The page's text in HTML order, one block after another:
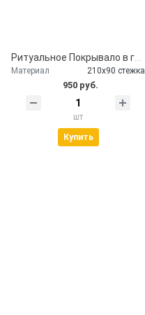
Материал 210х90 стежка
950 руб.
шт
Купить